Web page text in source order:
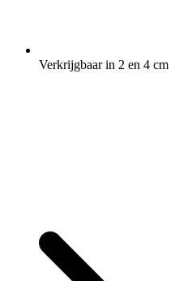
Verkrijgbaar in 2 en 4 cm